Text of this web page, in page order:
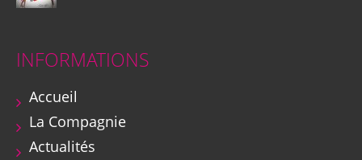
INFORMATIONS
Accueil
La Compagnie
Actualités